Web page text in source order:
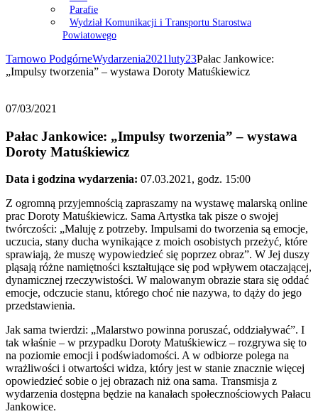
Parafie
Wydział Komunikacji i Transportu Starostwa
Powiatowego
Tarnowo PodgórneWydarzenia2021luty23Pałac Jankowice:
„Impulsy tworzenia” – wystawa Doroty Matuśkiewicz
07/03/2021
Pałac Jankowice: „Impulsy tworzenia” – wystawa
Doroty Matuśkiewicz
Data i godzina wydarzenia: 07.03.2021, godz. 15:00
Z ogromną przyjemnością zapraszamy na wystawę malarską online
prac Doroty Matuśkiewicz. Sama Artystka tak pisze o swojej
twórczości: „Maluję z potrzeby. Impulsami do tworzenia są emocje,
uczucia, stany ducha wynikające z moich osobistych przeżyć, które
sprawiają, że muszę wypowiedzieć się poprzez obraz”. W Jej duszy
pląsają różne namiętności kształtujące się pod wpływem otaczającej,
dynamicznej rzeczywistości. W malowanym obrazie stara się oddać
emocje, odczucie stanu, którego choć nie nazywa, to dąży do jego
przedstawienia.
Jak sama twierdzi: „Malarstwo powinna poruszać, oddziaływać”. I
tak właśnie – w przypadku Doroty Matuśkiewicz – rozgrywa się to
na poziomie emocji i podświadomości. A w odbiorze polega na
wrażliwości i otwartości widza, który jest w stanie znacznie więcej
opowiedzieć sobie o jej obrazach niż ona sama. Transmisja z
wydarzenia dostępna będzie na kanałach społecznościowych Pałacu
Jankowice.